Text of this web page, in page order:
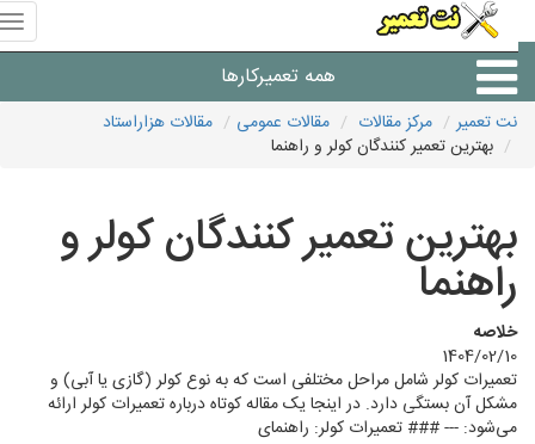
همه تعمیرکارها
شرکت های تعمیرات لوازم
نت تعمیر مرکز مقالات مقالات عمومی
مقالات هزاراستاد
بهترین تعمیر کنندگان کولر و راهنما
بهترین تعمیر کنندگان کولر و
راهنما
خلاصه
1404/02/10
تعمیرات کولر شامل مراحل مختلفی است که به نوع کولر (گازی یا آبی) و
مشکل آن بستگی دارد. در اینجا یک مقاله کوتاه درباره تعمیرات کولر ارائه
می‌شود: --- ### تعمیرات کولر: راهنمای